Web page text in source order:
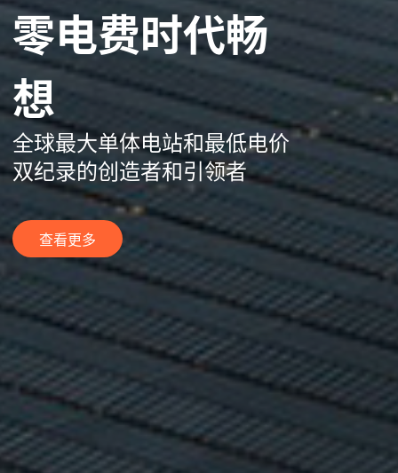
零电费时代畅
想
全球最大单体电站和最低电价
双纪录的创造者和引领者
查看更多